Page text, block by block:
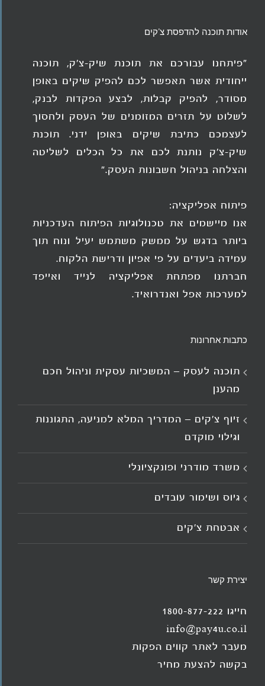
אודות תוכנה להדפסת צ'קים
"פיתחנו עבורכם את תוכנת שיק-צ'ק, תוכנה
ייחודית אשר תאפשר לכם להפיק שיקים באופן
מסודר, להפיק קבלות, לבצע הפקדות לבנק,
לשלוט על תזרים המזומנים של העסק ולחסוך
לעצמכם כתיבת שיקים באופן ידני. תוכנת
שיק-צ'ק נותנת לכם את כל הכלים לשליטה
והצלחה בניהול חשבונות העסק."
פיתוח אפליקציה:
אנו מיישמים את טכנולוגיות הפיתוח העדכניות
ביותר בדגש על ממשק משתמש יעיל ונוח תוך
עמידה ביעדים על פי אפיון ודרישת הלקוח.
חברתנו מפתחת אפליקציה לנייד ואייפד
למערכות אפל ואנדרואיד.
כתבות אחרונות
תוכנה לעסק – המשכיות עסקית וניהול חכם
מהענן
זיוף צ'קים – המדריך המלא למניעה, התגוננות
וגילוי מוקדם
משרד מודרני ופונקציונלי
גיוס ושימור עובדים
אבטחת צ'קים
יצירת קשר
חייגו 1800-877-222
info@pay4u.co.il
מעבר לאתר קווים הפקות
בקשה להצעת מחיר